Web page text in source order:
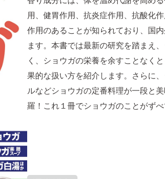
用、健胃作用、抗炎症作用、抗酸化
作用のあることが知られており、国
ます。本書では最新の研究を踏まえ
く、ショウガの栄養を余すことなく
果的な扱い方を紹介します。さらに
ルなどショウガの定番料理が一段と
羅！これ１冊でショウガのことがず